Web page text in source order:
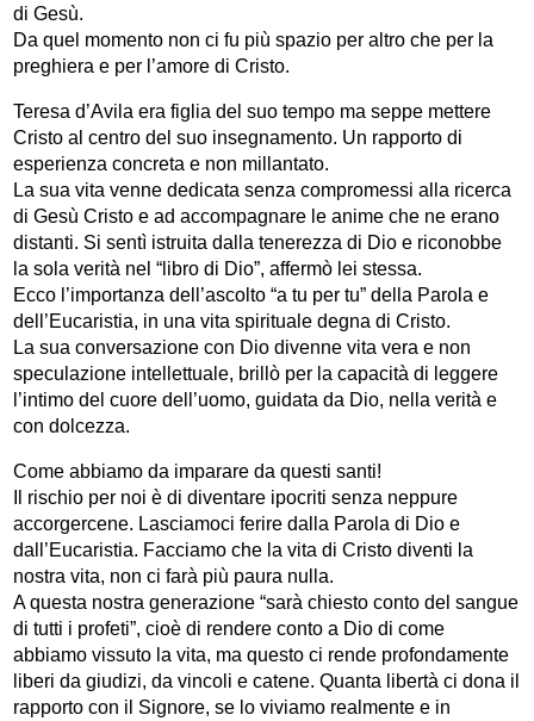
di Gesù.
Da quel momento non ci fu più spazio per altro che per la
preghiera e per l’amore di Cristo.
Teresa d’Avila era figlia del suo tempo ma seppe mettere
Cristo al centro del suo insegnamento. Un rapporto di
esperienza concreta e non millantato.
La sua vita venne dedicata senza compromessi alla ricerca
di Gesù Cristo e ad accompagnare le anime che ne erano
distanti. Si sentì istruita dalla tenerezza di Dio e riconobbe
la sola verità nel “libro di Dio”, affermò lei stessa.
Ecco l’importanza dell’ascolto “a tu per tu” della Parola e
dell’Eucaristia, in una vita spirituale degna di Cristo.
La sua conversazione con Dio divenne vita vera e non
speculazione intellettuale, brillò per la capacità di leggere
l’intimo del cuore dell’uomo, guidata da Dio, nella verità e
con dolcezza.
Come abbiamo da imparare da questi santi!
Il rischio per noi è di diventare ipocriti senza neppure
accorgercene. Lasciamoci ferire dalla Parola di Dio e
dall’Eucaristia. Facciamo che la vita di Cristo diventi la
nostra vita, non ci farà più paura nulla.
A questa nostra generazione “sarà chiesto conto del sangue
di tutti i profeti”, cioè di rendere conto a Dio di come
abbiamo vissuto la vita, ma questo ci rende profondamente
liberi da giudizi, da vincoli e catene. Quanta libertà ci dona il
rapporto con il Signore, se lo viviamo realmente e in